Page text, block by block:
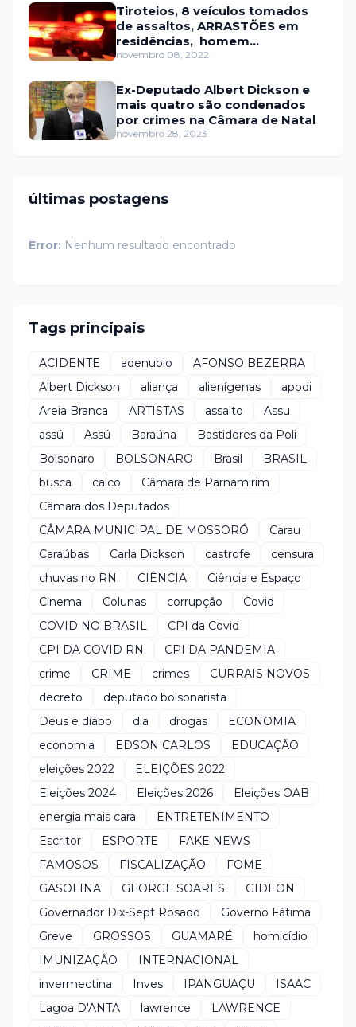
Tiroteios, 8 veículos tomados
de assaltos, ARRASTÕES em
residências, homem
encontrado morto
novembro 08, 2022
Ex-Deputado Albert Dickson e
mais quatro são condenados
por crimes na Câmara de Natal
novembro 28, 2023
últimas postagens
Error: Nenhum resultado encontrado
Tags principais
ACIDENTE adenubio
AFONSO BEZERRA
Albert Dickson
aliança alienígenas
apodi
Areia Branca
ARTISTAS assalto
Assu
assú
Assú Baraúna
Bastidores da Poli
Bolsonaro
BOLSONARO Brasil
BRASIL
busca
caico
Câmara de Parnamirim
Câmara dos Deputados
CÂMARA MUNICIPAL DE MOSSORÓ
Carau
Caraúbas
Carla Dickson castrofe
censura
chuvas no RN
CIÊNCIA
Ciência e Espaço
Cinema
Colunas corrupção
Covid
COVID NO BRASIL
CPI da Covid
CPI DA COVID RN
CPI DA PANDEMIA
crime
CRIME crimes
CURRAIS NOVOS
decreto
deputado bolsonarista
Deus e diabo
dia drogas
ECONOMIA
economia
EDSON CARLOS
EDUCAÇÃO
eleições 2022
ELEIÇÕES 2022
Eleições 2024
Eleições 2026
Eleições OAB
energia mais cara
ENTRETENIMENTO
Escritor
ESPORTE
FAKE NEWS
FAMOSOS
FISCALIZAÇÃO
FOME
GASOLINA
GEORGE SOARES
GIDEON
Governador Dix-Sept Rosado
Governo Fátima
Greve
GROSSOS GUAMARÉ
homicídio
IMUNIZAÇÃO
INTERNACIONAL
invermectina
Inves IPANGUAÇU
ISAAC
Lagoa D'ANTA
lawrence
LAWRENCE